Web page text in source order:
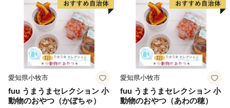
愛知県小牧市
fuu うまうまセレクション 小
動物のおやつ（かぼちゃ）
愛知県小牧市
fuu うまうまセレクション 小
動物のおやつ（あわの穂）